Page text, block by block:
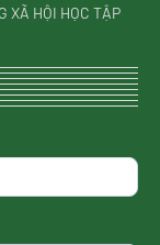
XÃ HỘI HỌC TẬP